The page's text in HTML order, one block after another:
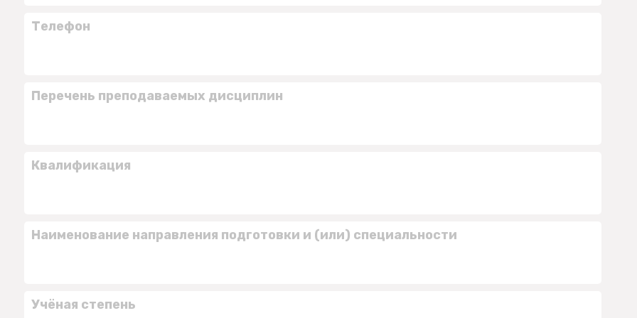
Телефон
Перечень преподаваемых дисциплин
Квалификация
Наименование направления подготовки и (или) специальности
Учёная степень